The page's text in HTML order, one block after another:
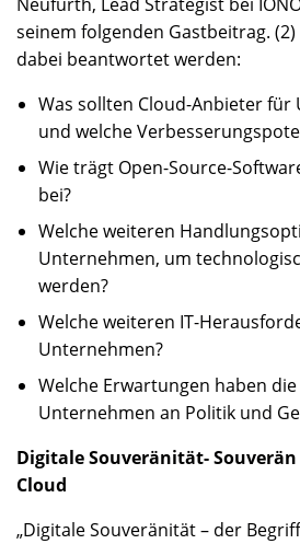
seinem folgenden Gastbeitrag.
dabei beantwortet werden:
Was sollten Cloud-Anbieter
und welche
Wie trägt Open-Source-
bei?
Welche weiteren
Unternehmen, um
werden?
Welche weiteren IT-
Unternehmen?
Welche Erwartungen haben
Unternehmen an Politik und
Digitale Souveränität-
Cloud
„Digitale Souveränität – der